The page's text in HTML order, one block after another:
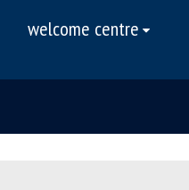
welcome centre